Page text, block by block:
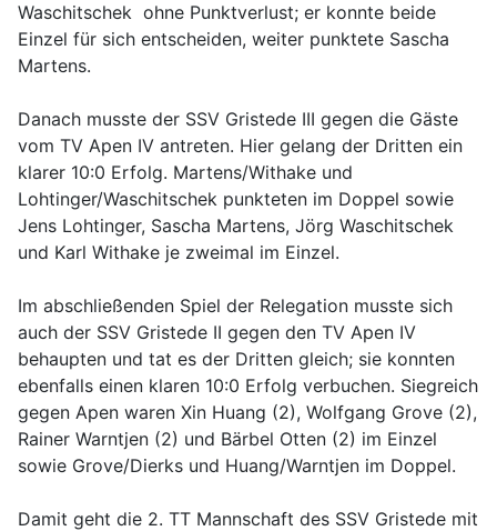
Waschitschek ohne Punktverlust; er konnte beide
Einzel für sich entscheiden, weiter punktete Sascha
Martens.
Danach musste der SSV Gristede III gegen die Gäste
vom TV Apen IV antreten. Hier gelang der Dritten ein
klarer 10:0 Erfolg. Martens/Withake und
Lohtinger/Waschitschek punkteten im Doppel sowie
Jens Lohtinger, Sascha Martens, Jörg Waschitschek
und Karl Withake je zweimal im Einzel.
Im abschließenden Spiel der Relegation musste sich
auch der SSV Gristede II gegen den TV Apen IV
behaupten und tat es der Dritten gleich; sie konnten
ebenfalls einen klaren 10:0 Erfolg verbuchen. Siegreich
gegen Apen waren Xin Huang (2), Wolfgang Grove (2),
Rainer Warntjen (2) und Bärbel Otten (2) im Einzel
sowie Grove/Dierks und Huang/Warntjen im Doppel.
Damit geht die 2. TT Mannschaft des SSV Gristede mit